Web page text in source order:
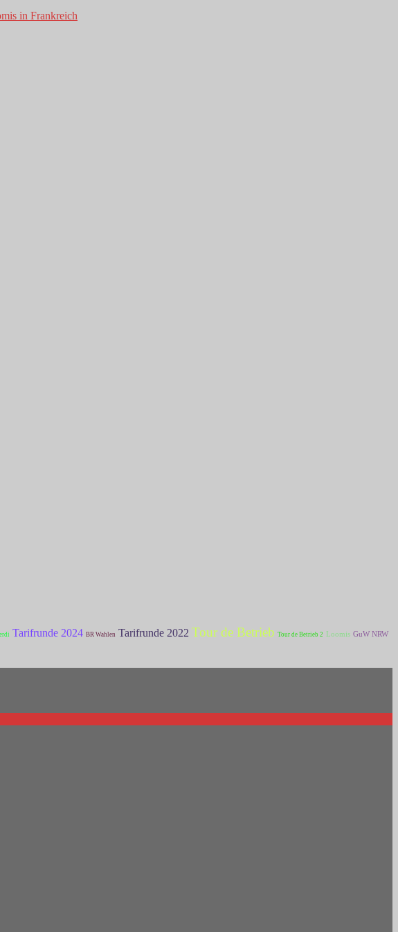
in Frankreich
Tarifrunde 2024 BR Wahlen Tarifrunde 2022 Tour de Betrieb Tour de Betrieb 2 Loomis GuW NRW